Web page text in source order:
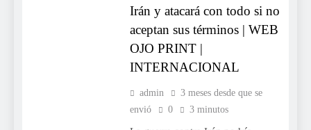
Irán y atacará con todo si no
aceptan sus términos | WEB
OJO PRINT |
INTERNACIONAL
admin
3 meses desde que se
envió
0 3 minutos